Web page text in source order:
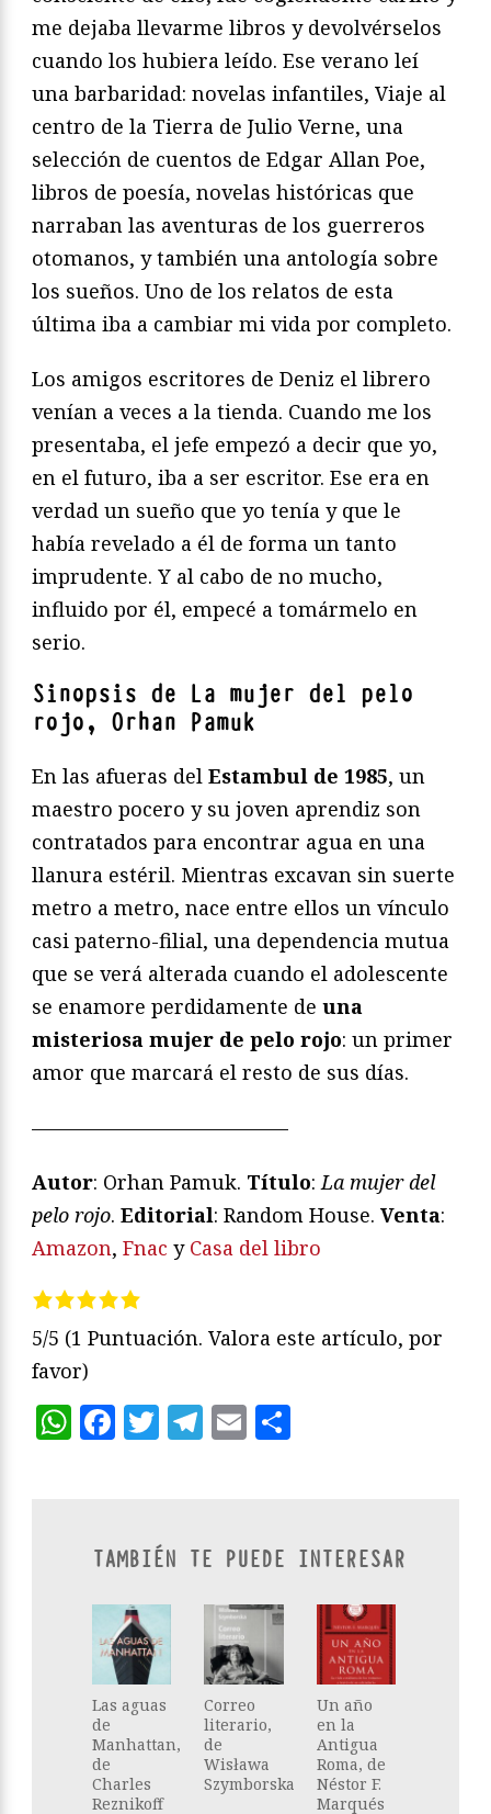
me dejaba llevarme libros y devolvérselos
cuando los hubiera leído. Ese verano leí
una barbaridad: novelas infantiles, Viaje al
centro de la Tierra de Julio Verne, una
selección de cuentos de Edgar Allan Poe,
libros de poesía, novelas históricas que
narraban las aventuras de los guerreros
otomanos, y también una antología sobre
los sueños. Uno de los relatos de esta
última iba a cambiar mi vida por completo.
Los amigos escritores de Deniz el librero
venían a veces a la tienda. Cuando me los
presentaba, el jefe empezó a decir que yo,
en el futuro, iba a ser escritor. Ese era en
verdad un sueño que yo tenía y que le
había revelado a él de forma un tanto
imprudente. Y al cabo de no mucho,
influido por él, empecé a tomármelo en
serio.
Sinopsis de La mujer del pelo
rojo, Orhan Pamuk
En las afueras del Estambul de 1985, un
maestro pocero y su joven aprendiz son
contratados para encontrar agua en una
llanura estéril. Mientras excavan sin suerte
metro a metro, nace entre ellos un vínculo
casi paterno-filial, una dependencia mutua
que se verá alterada cuando el adolescente
se enamore perdidamente de una
misteriosa mujer de pelo rojo: un primer
amor que marcará el resto de sus días.
—————————————
Autor: Orhan Pamuk. Título:La mujer del
pelo rojo. Editorial: Random House. Venta:
Amazon, Fnac y Casa del libro
5/5 (1 Puntuación. Valora este artículo, por
favor)
WhatsApp
Facebook
Twitter
Telegram
Email
TAMBIÉN TE PUEDE INTERESAR
Las aguas
de
Manhattan,
de
Charles
Reznikoff
Correo
literario,
de
Wisława
Szymborska
Un año
en la
Antigua
Roma, de
Néstor F.
Marqués